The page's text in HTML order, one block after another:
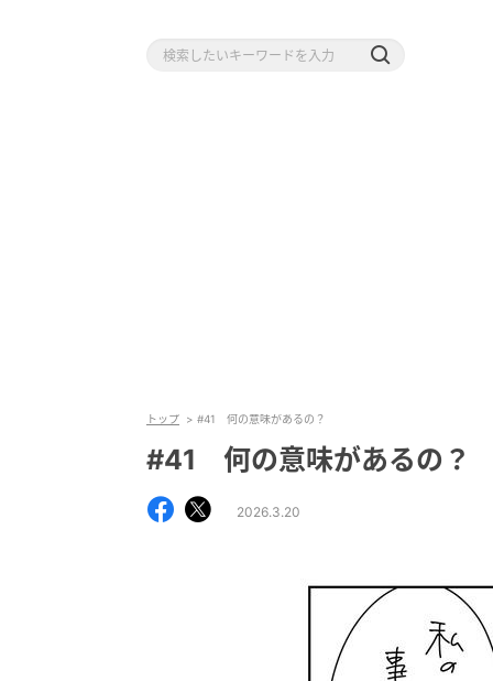
トップ #41 何の意味があるの？
#41 何の意味があるの？
2026.3.20